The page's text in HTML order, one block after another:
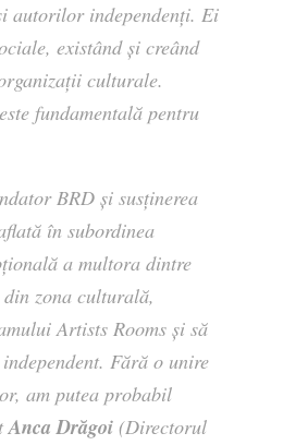
autorilor independenți. Ei
existând și creând
culturale.
fundamentală pentru
BRD şi susținerea
în subordinea
a multora dintre
zona culturală,
Artists Rooms şi să
Fără o unire
am putea probabil
Anca Drăgoi (Directorul